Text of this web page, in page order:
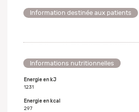
Information destinée aux patients
Informations nutritionnelles
Energie en kJ
1231
Energie en kcal
297